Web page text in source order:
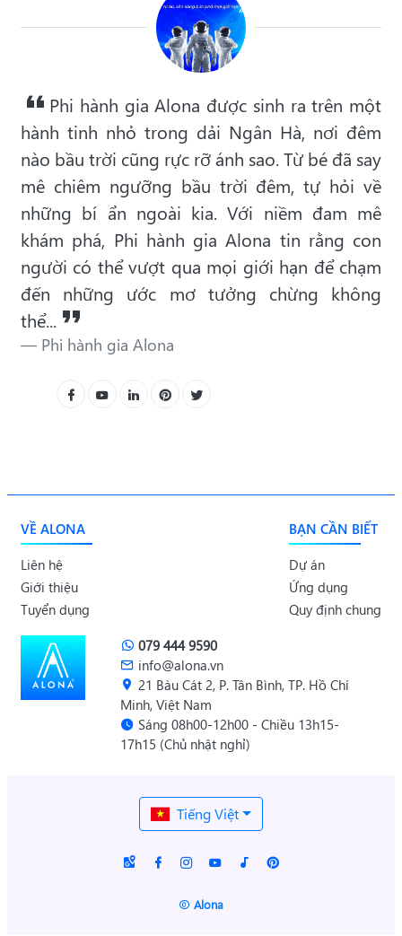
Phi hành gia Alona được sinh ra trên một
hành tinh nhỏ trong dải Ngân Hà, nơi đêm
nào bầu trời cũng rực rỡ ánh sao. Từ bé đã say
mê chiêm ngưỡng bầu trời đêm, tự hỏi về
những bí ẩn ngoài kia. Với niềm đam mê
khám phá, Phi hành gia Alona tin rằng con
người có thể vượt qua mọi giới hạn để chạm
đến những ước mơ tưởng chừng không
thể...
Phi hành gia Alona
079 444 9590
info@alona.vn
21 Bàu Cát 2, P. Tân Bình, TP. Hồ Chí
Minh, Việt Nam
Sáng 08h00-12h00 - Chiều 13h15-
17h15 (Chủ nhật nghỉ)
VỀ ALONA
Liên hệ
Giới thiệu
Tuyển dụng
BẠN CẦN BIẾT
Dự án
Ứng dụng
Quy định chung
Alona
Tiếng Việt